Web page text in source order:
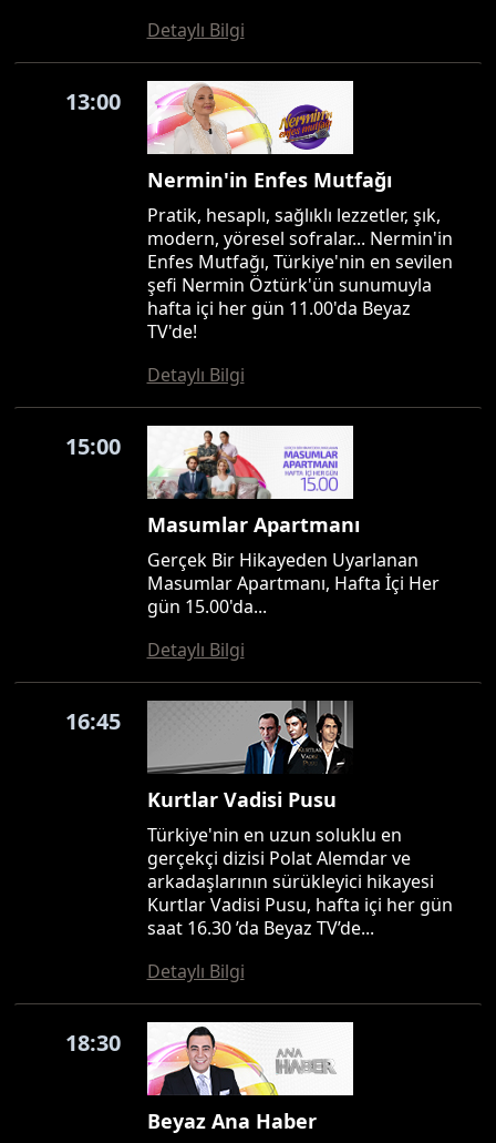
Detaylı Bilgi
13:00
Nermin'in Enfes Mutfağı
Pratik, hesaplı, sağlıklı lezzetler, şık,
modern, yöresel sofralar... Nermin'in
Enfes Mutfağı, Türkiye'nin en sevilen
şefi Nermin Öztürk'ün sunumuyla
hafta içi her gün 11.00'da Beyaz
TV'de!
Detaylı Bilgi
15:00
Masumlar Apartmanı
Gerçek Bir Hikayeden Uyarlanan
Masumlar Apartmanı, Hafta İçi Her
gün 15.00'da...
Detaylı Bilgi
16:45
Kurtlar Vadisi Pusu
Türkiye'nin en uzun soluklu en
gerçekçi dizisi Polat Alemdar ve
arkadaşlarının sürükleyici hikayesi
Kurtlar Vadisi Pusu, hafta içi her gün
saat 16.30 ’da Beyaz TV’de...
Detaylı Bilgi
18:30
Beyaz Ana Haber